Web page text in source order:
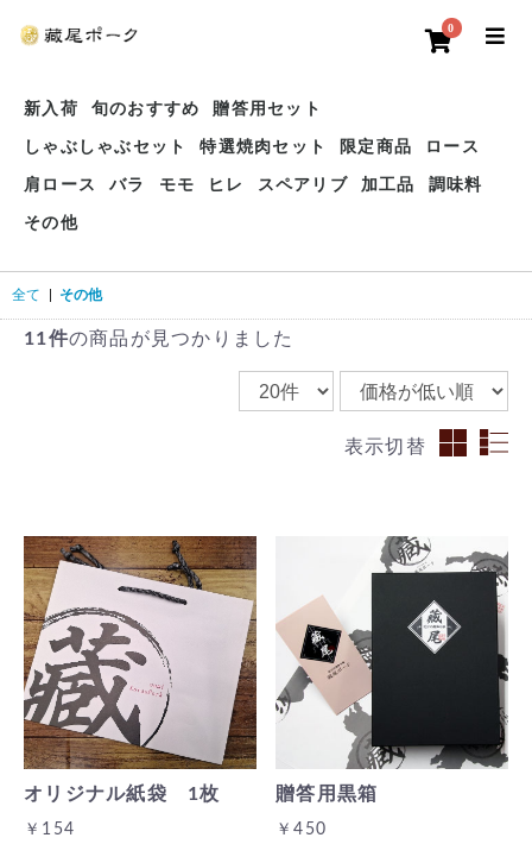
0
新入荷 旬のおすすめ 贈答用セット
しゃぶしゃぶセット 特選焼肉セット 限定商品 ロース
肩ロース バラ モモ ヒレ スペアリブ 加工品 調味料
その他
全て その他
11件の商品が見つかりました
表示切替
オリジナル紙袋 1枚
￥154
贈答用黒箱
￥450